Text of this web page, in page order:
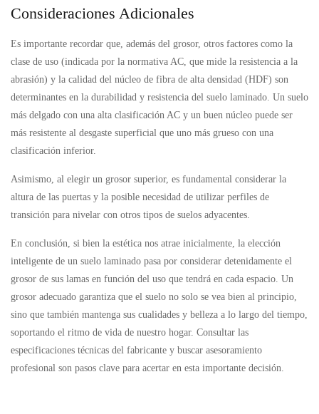
Consideraciones Adicionales
Es importante recordar que, además del grosor, otros factores como la
clase de uso (indicada por la normativa AC, que mide la resistencia a la
abrasión) y la calidad del núcleo de fibra de alta densidad (HDF) son
determinantes en la durabilidad y resistencia del suelo laminado. Un suelo
más delgado con una alta clasificación AC y un buen núcleo puede ser
más resistente al desgaste superficial que uno más grueso con una
clasificación inferior.
Asimismo, al elegir un grosor superior, es fundamental considerar la
altura de las puertas y la posible necesidad de utilizar perfiles de
transición para nivelar con otros tipos de suelos adyacentes.
En conclusión, si bien la estética nos atrae inicialmente, la elección
inteligente de un suelo laminado pasa por considerar detenidamente el
grosor de sus lamas en función del uso que tendrá en cada espacio. Un
grosor adecuado garantiza que el suelo no solo se vea bien al principio,
sino que también mantenga sus cualidades y belleza a lo largo del tiempo,
soportando el ritmo de vida de nuestro hogar. Consultar las
especificaciones técnicas del fabricante y buscar asesoramiento
profesional son pasos clave para acertar en esta importante decisión.